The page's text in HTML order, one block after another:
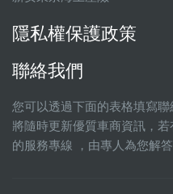
隱私權保護政策
聯絡我們
您可以透過下面的表格填寫
將隨時更新優質車商資訊，
的服務專線 ，由專人為您解答